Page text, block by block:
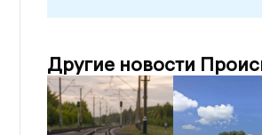
Другие новости